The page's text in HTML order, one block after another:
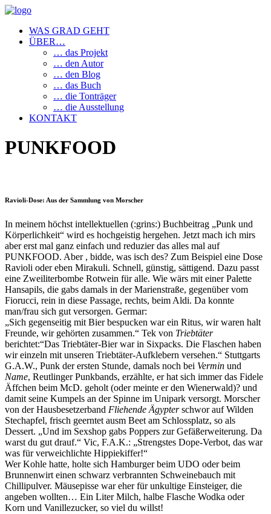
WAS GRAD GEHT
ÜBER…
… das Projekt
… den Autor
… den Blog
… das Buch
… die Tonträger
… die Ausstellung
KONTAKT
PUNKFOOD
Ravioli-Dose: Aus der Sammlung von Morscher
In meinem höchst intellektuellen (:grins:) Buchbeitrag „Punk und
Körperlichkeit“ wird es hochgeistig hergehen. Jetzt mach ich mirs
aber erst mal ganz einfach und reduzier das alles mal auf
PUNKFOOD. Aber , bidde, was isch des? Zum Beispiel eine Dose
Ravioli oder eben Mirakuli. Schnell, günstig, sättigend. Dazu passt
eine Zweiliterbombe Rotwein für alle. Wie wärs mit einer Palette
Hansapils, die gabs damals in der Marienstraße, gegenüber vom
Fiorucci, rein in diese Passage, rechts, beim Aldi. Da konnte
man/frau sich gut versorgen. Germar:
„Sich gegenseitig mit Bier bespucken war ein Ritus, wir waren halt
Freunde, wir gehörten zusammen.“ Tek von Triebtäter
berichtet:“Das Triebtäter-Bier war in Sixpacks. Die Flaschen haben
wir einzeln mit unseren Triebtäter-Aufklebern versehen.“ Stuttgarts
G.A.W., Punk der ersten Stunde, damals noch bei Vermin und
Name, Reutlinger Punkbands, erzählte, er hat sich immer das Fidele
Äffchen beim McD. geholt (oder meinte er den Wienerwald)? und
damit seine Kumpels an der Spinne im Unipark versorgt. Morscher
von der Hausbesetzerband Fliehende Ägypterschwor auf Wilden
Stechapfel, frisch geerntet ausm Beet am Schlossplatz, so als
Dessert. „Und im Sexshop gabs Poppers zur Gefäßerweiterung. Da
warst du gut drauf.“ Vic, F.A.K.: „Strengstes Dope-Verbot, das war
was für verweichlichte Hippiekiffer!“
Wer Kohle hatte, holte sich Hamburger beim UDO oder beim
Brunnenwirt einen schwarz verbrannten Schweinebauch mit
Chillipulver. Mäusepisse war eher für unkultige Einsteiger, die
angeben wollten… Ein Liter Milch, halbe Flasche Wodka oder
Korn und Vanillezucker, so viel du willst!